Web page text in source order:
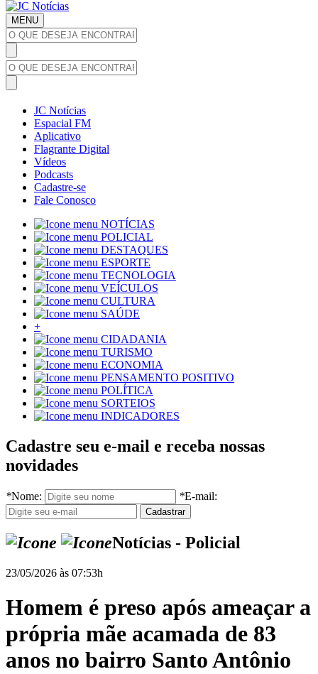
MENU
JC Notícias
Espacial FM
Aplicativo
Flagrante Digital
Vídeos
Podcasts
Cadastre-se
Fale Conosco
NOTÍCIAS
POLICIAL
DESTAQUES
ESPORTE
TECNOLOGIA
VEÍCULOS
CULTURA
SAÚDE
+
CIDADANIA
TURISMO
ECONOMIA
PENSAMENTO POSITIVO
POLÍTICA
SORTEIOS
INDICADORES
Cadastre seu e-mail e receba nossas
novidades
*Nome: *E-mail:
Notícias - Policial
23/05/2026 às 07:53h
Homem é preso após ameaçar a
própria mãe acamada de 83
anos no bairro Santo Antônio